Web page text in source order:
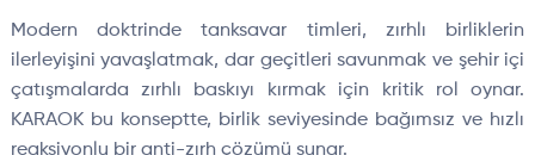
Modern doktrinde tanksavar timleri, zırhlı birliklerin
ilerleyişini yavaşlatmak, dar geçitleri savunmak ve şehir içi
çatışmalarda zırhlı baskıyı kırmak için kritik rol oynar.
KARAOK bu konseptte, birlik seviyesinde bağımsız ve hızlı
reaksiyonlu bir anti-zırh çözümü sunar.